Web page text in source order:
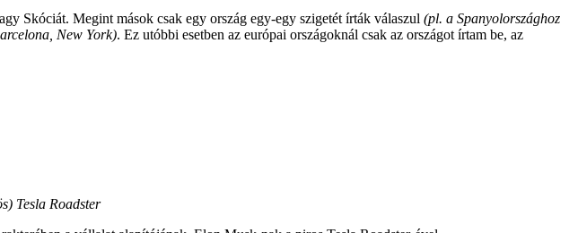
Skóciát. Megint mások csak egy ország egy-egy szigetét írták válaszul (pl. a Spanyolországhoz
New York). Ez utóbbi esetben az európai országoknál csak az országot írtam be, az
Tesla Roadster